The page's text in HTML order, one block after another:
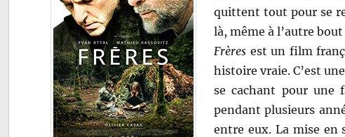
quittent tout pour se
là, même à l’autre
Frères est un film
histoire vraie. C’est
se cachant pour une
pendant plusieurs
entre eux. La mise en